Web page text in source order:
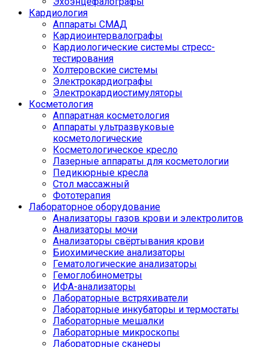
Кардиология
Аппараты СМАД
Кардиоинтервалографы
Кардиологические системы стресс-
тестирования
Холтеровские системы
Электрокардиографы
Электрокардиостимуляторы
Косметология
Аппаратная косметология
Аппараты ультразвуковые
косметологические
Косметологическое кресло
Лазерные аппараты для косметологии
Педикюрные кресла
Стол массажный
Фототерапия
Лабораторное оборудование
Анализаторы газов крови и электролитов
Анализаторы мочи
Анализаторы свёртывания крови
Биохимические анализаторы
Гематологические анализаторы
Гемоглобинометры
ИФА-анализаторы
Лабораторные встряхиватели
Лабораторные инкубаторы и термостаты
Лабораторные мешалки
Лабораторные микроскопы
Лабораторные сканеры